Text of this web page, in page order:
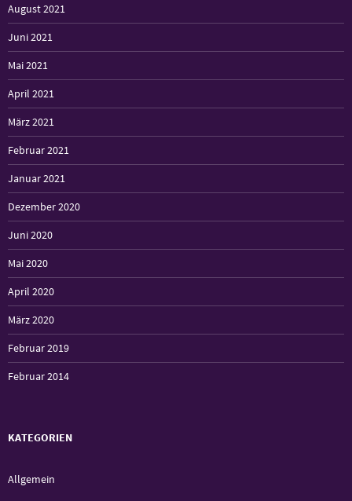
August 2021
Juni 2021
Mai 2021
April 2021
März 2021
Februar 2021
Januar 2021
Dezember 2020
Juni 2020
Mai 2020
April 2020
März 2020
Februar 2019
Februar 2014
KATEGORIEN
Allgemein